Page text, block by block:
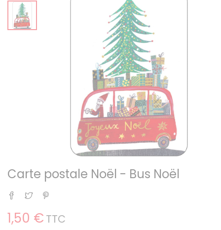
Carte postale Noël - Bus Noël
Partager
Tweet
1,50 € TTC